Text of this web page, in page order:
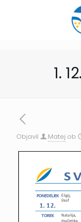
1.
Objavil Matej ob